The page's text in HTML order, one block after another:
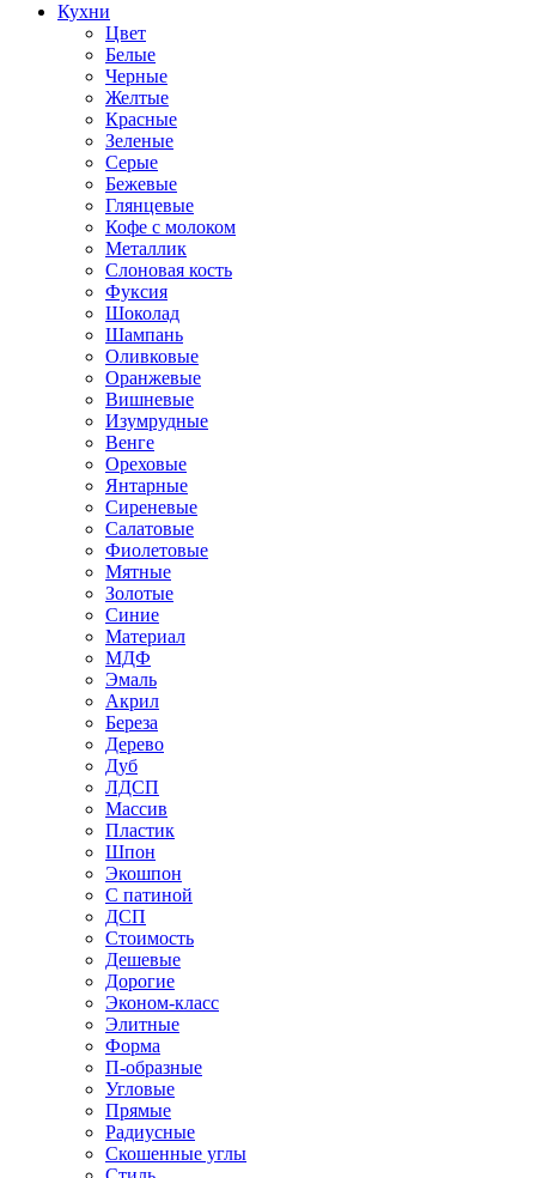
Кухни
Цвет
Белые
Черные
Желтые
Красные
Зеленые
Серые
Бежевые
Глянцевые
Кофе с молоком
Металлик
Слоновая кость
Фуксия
Шоколад
Шампань
Оливковые
Оранжевые
Вишневые
Изумрудные
Венге
Ореховые
Янтарные
Сиреневые
Салатовые
Фиолетовые
Мятные
Золотые
Синие
Материал
МДФ
Эмаль
Акрил
Береза
Дерево
Дуб
ЛДСП
Массив
Пластик
Шпон
Экошпон
С патиной
ДСП
Стоимость
Дешевые
Дорогие
Эконом-класс
Элитные
Форма
П-образные
Угловые
Прямые
Радиусные
Скошенные углы